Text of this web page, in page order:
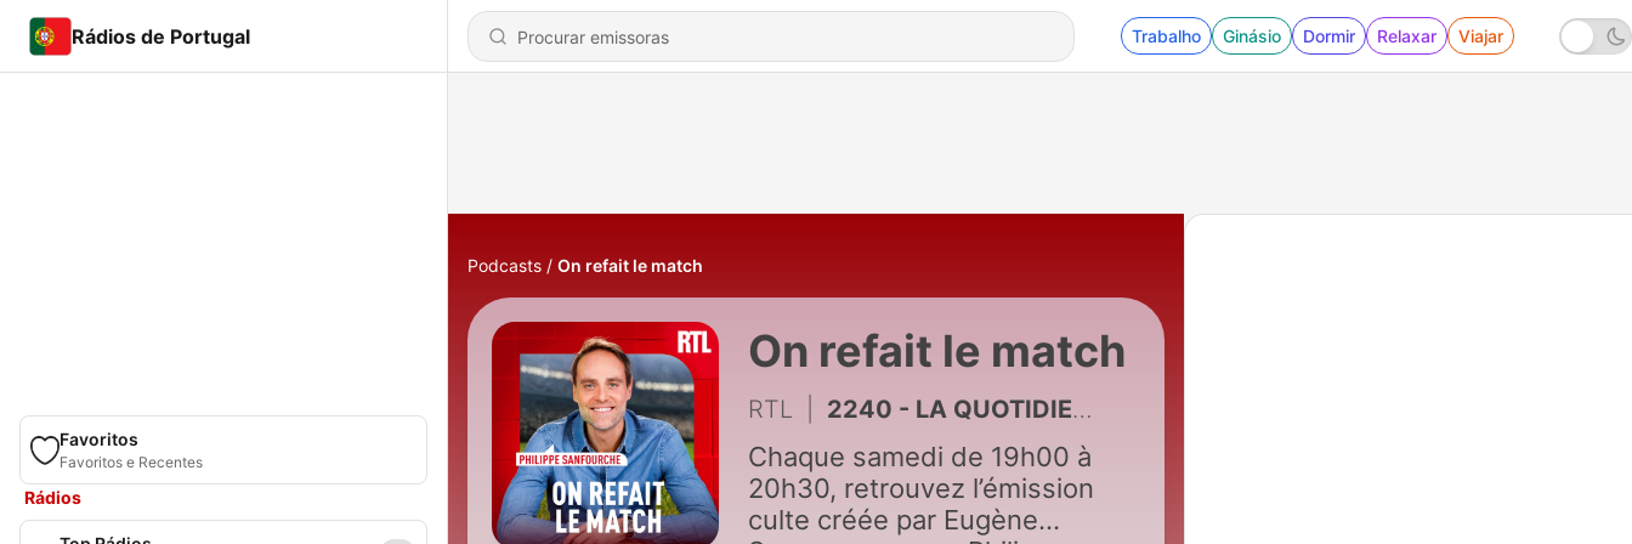
Rádios de Portugal Trabalho Ginásio Dormir Relaxar Viajar
Favoritos
Favoritos e Recentes
Rádios
Podcasts On refait le match
On refait le match
RTL 2240 - LA QUOTIDIENNE - Défaite, règlements de compte, "environnement irrespirable"... Une fin de cycle chaotique pour Didier Deschamps à la tête des Bleus
Chaque samedi de 19h00 à
20h30, retrouvez l’émission
culte créée par Eugène